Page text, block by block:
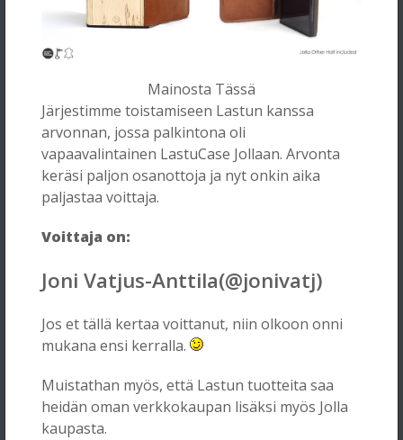
Mainosta Tässä
Järjestimme toistamiseen Lastun kanssa
arvonnan, jossa palkintona oli
vapaavalintainen LastuCase Jollaan. Arvonta
keräsi paljon osanottoja ja nyt onkin aika
paljastaa voittaja.
Voittaja on:
Joni Vatjus-Anttila(@jonivatj)
Jos et tällä kertaa voittanut, niin olkoon onni
mukana ensi kerralla.
Muistathan myös, että Lastun tuotteita saa
heidän oman verkkokaupan lisäksi myös Jolla
kaupasta.